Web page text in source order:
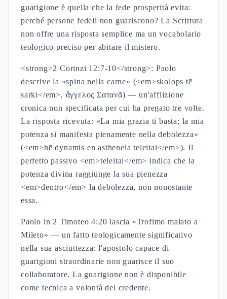
guarigione è quella che la fede prosperità evita:
perché persone fedeli non guariscono? La Scrittura
non offre una risposta semplice ma un vocabolario
teologico preciso per abitare il mistero.
<strong>2 Corinzi 12:7-10</strong>: Paolo
descrive la «spina nella carne» (<em>skolops tē
sarki</em>, ἄγγελος Σατανᾶ) — un'afflizione
cronica non specificata per cui ha pregato tre volte.
La risposta ricevuta: «La mia grazia ti basta; la mia
potenza si manifesta pienamente nella debolezza»
(<em>hē dynamis en astheneia teleitai</em>). Il
perfetto passivo <em>teleitai</em> indica che la
potenza divina raggiunge la sua pienezza
<em>dentro</em> la debolezza, non nonostante
essa.
Paolo in 2 Timoteo 4:20 lascia «Trofimo malato a
Mileto» — un fatto teologicamente significativo
nella sua asciuttezza: l'apostolo capace di
guarigioni straordinarie non guarisce il suo
collaboratore. La guarigione non è disponibile
come tecnica a volontà del credente.